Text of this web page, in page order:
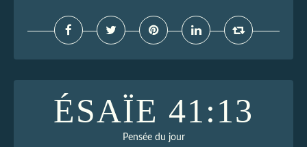
ÉSAÏE 41:13
Pensée du jour